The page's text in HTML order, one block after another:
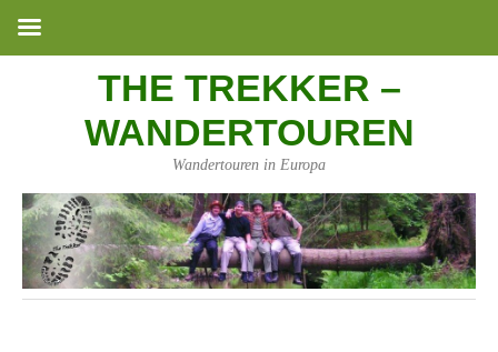
THE TREKKER –
WANDERTOUREN
Wandertouren in Europa